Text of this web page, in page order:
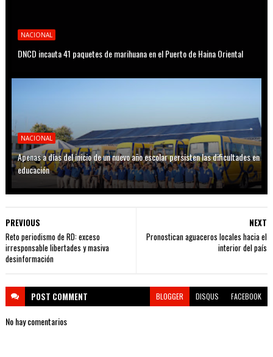
NACIONAL
DNCD incauta 41 paquetes de marihuana en el Puerto de Haina Oriental
NACIONAL
Apenas a días del inicio de un nuevo año escolar persisten las dificultades en
educación
NEXT
Pronostican aguaceros locales hacia el
interior del país
PREVIOUS
Reto periodismo de RD: exceso
irresponsable libertades y masiva
desinformación
POST COMMENT BLOGGER DISQUS FACEBOOK
No hay comentarios